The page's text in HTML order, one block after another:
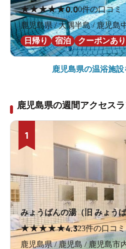
★★★★★0.00件の口コミ
鹿児島県 / 大隅半島 / 鹿児島
日帰り
宿泊 クーポンあり
鹿児島県の温浴施設
鹿児島県の週間アクセス
1
みょうばんの湯（旧 みょう
★★★★★4.323件の口コミ
鹿児島県 / 鹿児島 / 鹿児島市